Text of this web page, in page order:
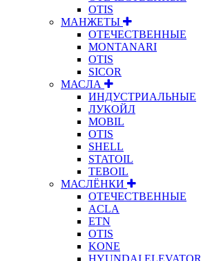
OTIS
МАНЖЕТЫ
ОТЕЧЕСТВЕННЫЕ
MONTANARI
OTIS
SICOR
МАСЛА
ИНДУСТРИАЛЬНЫЕ
ЛУКОЙЛ
MOBIL
OTIS
SHELL
STATOIL
TEBOIL
МАСЛЁНКИ
ОТЕЧЕСТВЕННЫЕ
ACLA
ETN
OTIS
KONE
HYUNDAI ELEVATOR